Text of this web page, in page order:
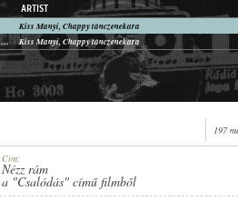
ARTIST
Kiss Manyi, Chappy tánczenekara
Elmennék a babám mellé csicskásnak
Kiss Manyi, Chappy tánczenekara
197
Cím:
Nézz rám
a "Csalódás" című filmből